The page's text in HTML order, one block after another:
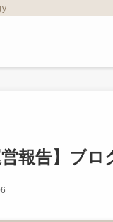
営報告】ブロ